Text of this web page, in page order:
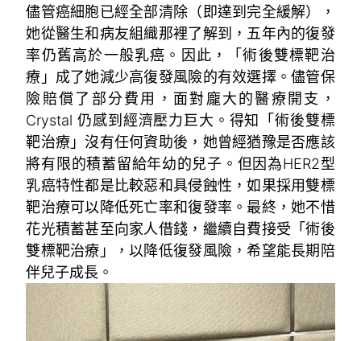
儘管癌細胞已經全部清除（即達到完全緩解），
她從醫生和病友組織那裡了解到，五年內的復發
率仍舊高於一般乳癌。因此，「術後雙標靶治
療」成了她減少高復發風險的有效選擇。儘管保
險賠償了部分費用，面對龐大的醫療開支，
Crystal 仍感到經濟壓力巨大。得知「術後雙標
靶治療」沒有任何資助後，她曾經猶豫是否應該
將有限的積蓄留給年幼的兒子。但因為HER2型
乳癌特性都是比較惡和具侵蝕性，如果採用雙標
靶治療可以降低死亡率和復發率。最終，她不惜
花光積蓄甚至向家人借錢，繼續自費接受「術後
雙標靶治療」，以降低復發風險，希望能長期陪
伴兒子成長。